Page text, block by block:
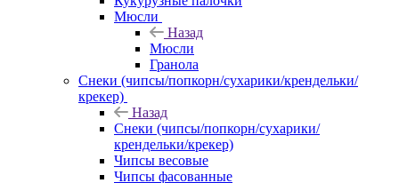
Мюсли
Назад
Мюсли
Гранола
Снеки (чипсы/попкорн/сухарики/крендельки/
крекер)
Назад
Снеки (чипсы/попкорн/сухарики/
крендельки/крекер)
Чипсы весовые
Чипсы фасованные